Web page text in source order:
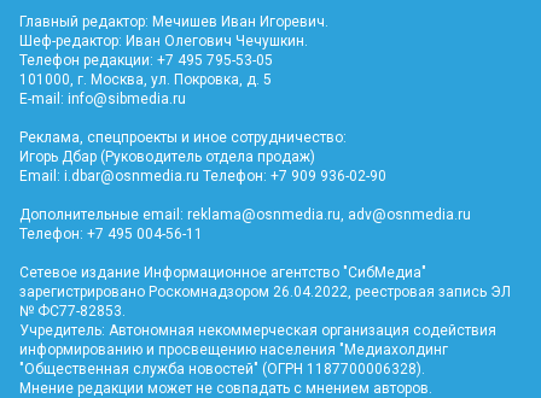
Главный редактор: Мечишев Иван Игоревич.
Шеф-редактор: Иван Олегович Чечушкин.
Телефон редакции: +7 495 795-53-05
101000, г. Москва, ул. Покровка, д. 5
E-mail: info@sibmedia.ru
Реклама, спецпроекты и иное сотрудничество:
Игорь Дбар (Руководитель отдела продаж)
Email: i.dbar@osnmedia.ru Телефон: +7 909 936-02-90
Дополнительные email: reklama@osnmedia.ru adv@osnmedia.ru
Телефон: +7 495 004-56-11
Сетевое издание Информационное агентство "СибМедиа"
зарегистрировано Роскомнадзором 26.04.2022, реестровая запись ЭЛ
№ ФС77-82853.
Учредитель: Автономная некоммерческая организация содействия
информированию и просвещению населения "Медиахолдинг
"Общественная служба новостей" (ОГРН 1187700006328).
Мнение редакции может не совпадать с мнением авторов.